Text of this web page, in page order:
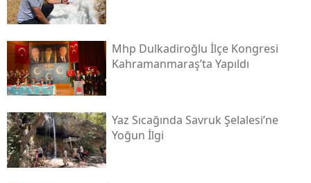
Mhp Dulkadiroğlu İlçe Kongresi
Kahramanmaraş’ta Yapıldı
Yaz Sıcağında Savruk Şelalesi’ne
Yoğun İlgi